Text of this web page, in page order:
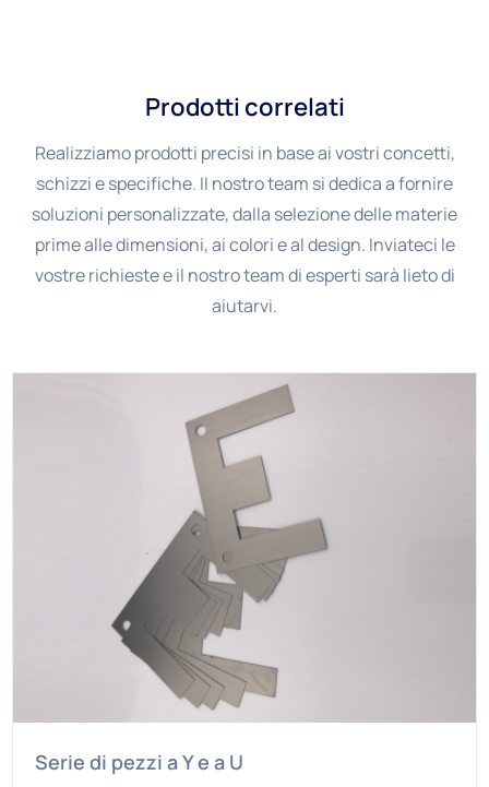
Prodotti correlati
Realizziamo prodotti precisi in base ai vostri concetti,
schizzi e specifiche. Il nostro team si dedica a fornire
soluzioni personalizzate, dalla selezione delle materie
prime alle dimensioni, ai colori e al design. Inviateci le
vostre richieste e il nostro team di esperti sarà lieto di
aiutarvi.
Serie di pezzi a Y e a U